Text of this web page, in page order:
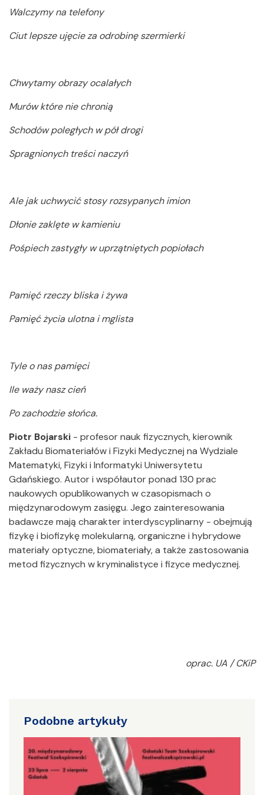
Walczymy na telefony
Ciut lepsze ujęcie za odrobinę szermierki
Chwytamy obrazy ocalałych
Murów które nie chronią
Schodów poległych w pół drogi
Spragnionych treści naczyń
Ale jak uchwycić stosy rozsypanych imion
Dłonie zaklęte w kamieniu
Pośpiech zastygły w uprzątniętych popiołach
Pamięć rzeczy bliska i żywa
Pamięć życia ulotna i mglista
Tyle o nas pamięci
Ile waży nasz cień
Po zachodzie słońca.
Piotr Bojarski - profesor nauk fizycznych, kierownik
Zakładu Biomateriałów i Fizyki Medycznej na Wydziale
Matematyki, Fizyki i Informatyki Uniwersytetu
Gdańskiego. Autor i współautor ponad 130 prac
naukowych opublikowanych w czasopismach o
międzynarodowym zasięgu. Jego zainteresowania
badawcze mają charakter interdyscyplinarny - obejmują
fizykę i biofizykę molekularną, organiczne i hybrydowe
materiały optyczne, biomateriały, a także zastosowania
metod fizycznych w kryminalistyce i fizyce medycznej.
oprac. UA / CKiP
Podobne artykuły